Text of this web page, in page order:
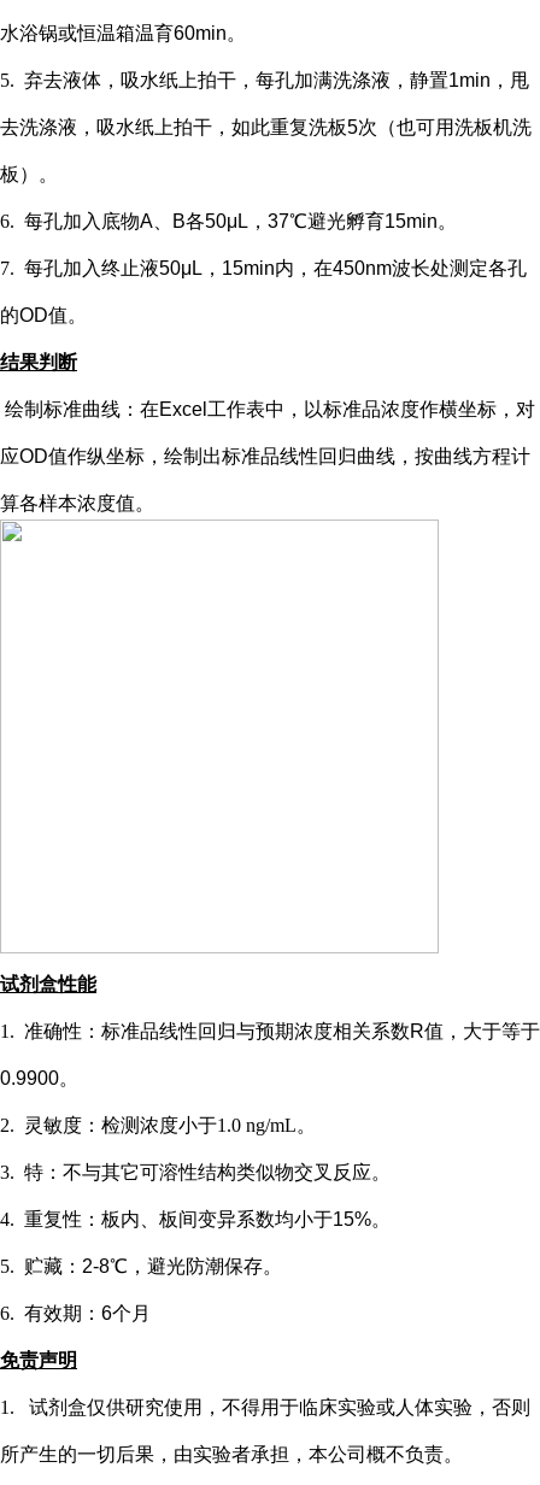
水浴锅或恒温箱温育60min。
5. 弃去液体，吸水纸上拍干，每孔加满洗涤液，静置1min，甩
去洗涤液，吸水纸上拍干，如此重复洗板5次（也可用洗板机洗
板）。
6. 每孔加入底物A、B各50μL，37℃避光孵育15min。
7. 每孔加入终止液50μL，15min内，在450nm波长处测定各孔
的OD值。
结果判断
绘制标准曲线：在Excel工作表中，以标准品浓度作横坐标，对
应OD值作纵坐标，绘制出标准品线性回归曲线，按曲线方程计
算各样本浓度值。
试剂盒性能
1. 准确性：标准品线性回归与预期浓度相关系数R值，大于等于
0.9900。
2. 灵敏度：检测浓度小于1.0 ng/mL。
3. 特：不与其它可溶性结构类似物交叉反应。
4. 重复性：板内、板间变异系数均小于15%。
5. 贮藏： 2-8℃，避光防潮保存。
6. 有效期： 6个月
免责声明
1. 试剂盒仅供研究使用，不得用于临床实验或人 体实验，否则
所产生的一切后果，由实验者承担，本公司概不负责。